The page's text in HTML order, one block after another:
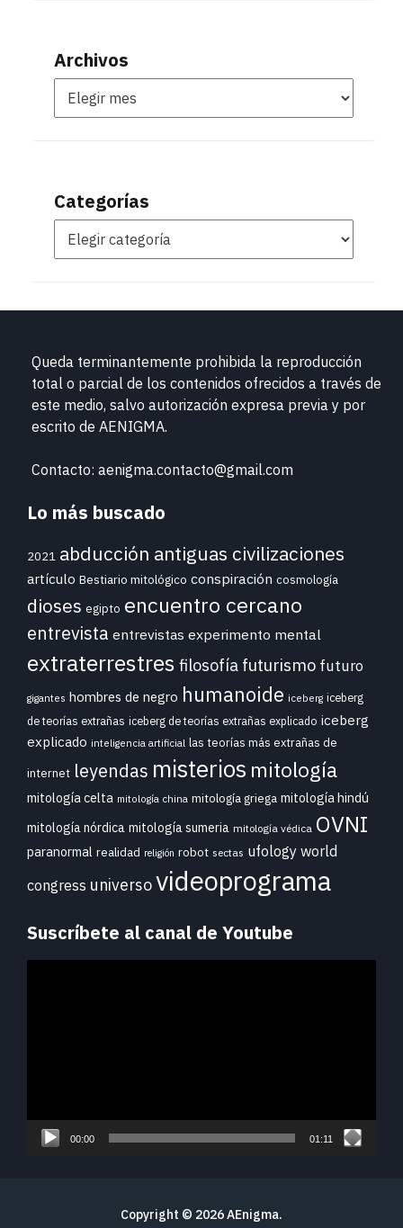
Archivos
Categorías
Queda terminantemente prohibida la reproducción
total o parcial de los contenidos ofrecidos a través de
este medio, salvo autorización expresa previa y por
escrito de AENIGMA.
Contacto: aenigma.contacto@gmail.com
Lo más buscado
2021 abducción antiguas civilizaciones
artículo Bestiario mitológico conspiración cosmología
dioses egipto encuentro cercano
entrevista entrevistas experimento mental
extraterrestres filosofía futurismo futuro
gigantes hombres de negro humanoide iceberg iceberg
de teorías extrañas iceberg de teorías extrañas explicado iceberg
explicado inteligencia artificial las teorías más extrañas de
internet leyendas misterios mitología
mitología celta mitología china mitología griega mitología hindú
mitología nórdica mitología sumeria mitología védica OVNI
paranormal realidad religión robot sectas ufology world
congress universovideoprograma
Suscríbete al canal de Youtube
00:00 01:11
Copyright © 2026AEnigma.